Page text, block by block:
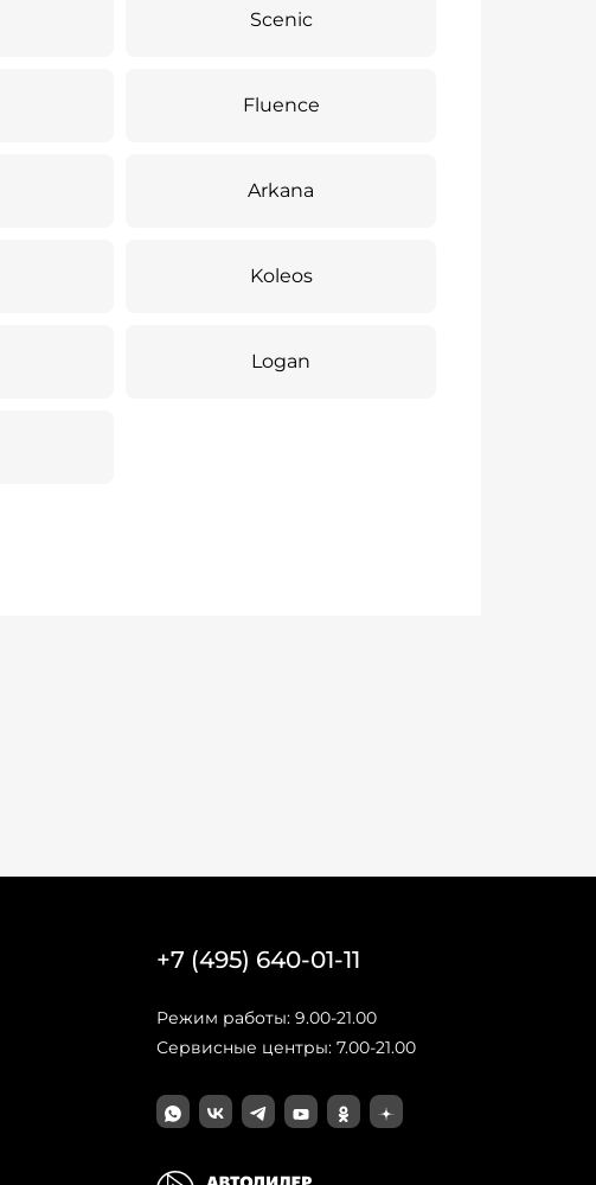
Scenic
Fluence
Arkana
Koleos
Logan
+7 (495) 640-01-11
Режим работы: 9.00-21.00
Сервисные центры: 7.00-21.00